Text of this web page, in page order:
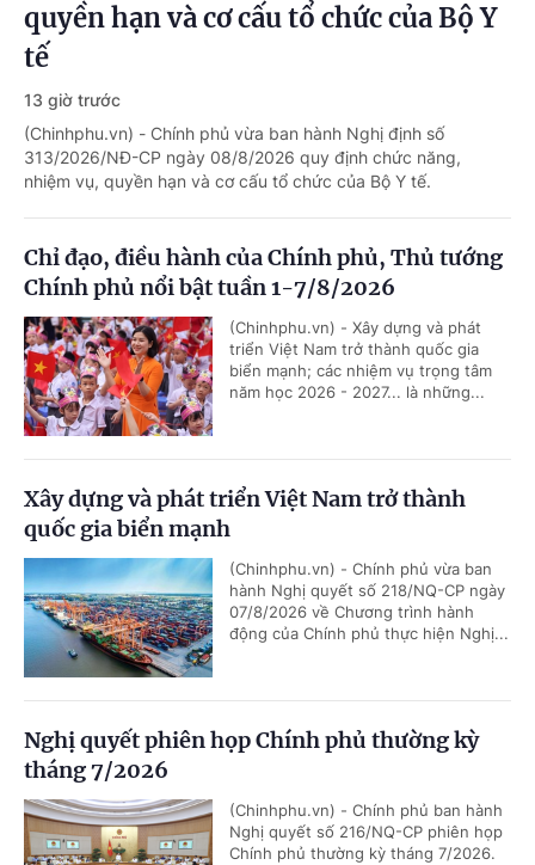
quyền hạn và cơ cấu tổ chức của Bộ Y
tế
13 giờ trước
(Chinhphu.vn) - Chính phủ vừa ban hành Nghị định số
313/2026/NĐ-CP ngày 08/8/2026 quy định chức năng,
nhiệm vụ, quyền hạn và cơ cấu tổ chức của Bộ Y tế.
Chỉ đạo, điều hành của Chính phủ, Thủ tướng
Chính phủ nổi bật tuần 1-7/8/2026
(Chinhphu.vn) - Xây dựng và phát
triển Việt Nam trở thành quốc gia
biển mạnh; các nhiệm vụ trọng tâm
năm học 2026 - 2027... là những...
Xây dựng và phát triển Việt Nam trở thành
quốc gia biển mạnh
(Chinhphu.vn) - Chính phủ vừa ban
hành Nghị quyết số 218/NQ-CP ngày
07/8/2026 về Chương trình hành
động của Chính phủ thực hiện Nghị...
Nghị quyết phiên họp Chính phủ thường kỳ
tháng 7/2026
(Chinhphu.vn) - Chính phủ ban hành
Nghị quyết số 216/NQ-CP phiên họp
Chính phủ thường kỳ tháng 7/2026.